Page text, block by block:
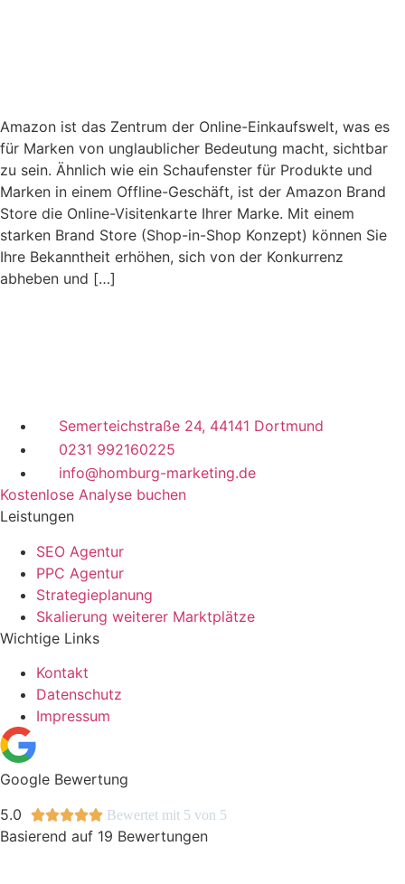
Amazon ist das Zentrum der Online-Einkaufswelt, was es
für Marken von unglaublicher Bedeutung macht, sichtbar
zu sein. Ähnlich wie ein Schaufenster für Produkte und
Marken in einem Offline-Geschäft, ist der Amazon Brand
Store die Online-Visitenkarte Ihrer Marke. Mit einem
starken Brand Store (Shop-in-Shop Konzept) können Sie
Ihre Bekanntheit erhöhen, sich von der Konkurrenz
abheben und […]
Semerteichstraße 24, 44141 Dortmund
0231 992160225
info@homburg-marketing.de
Kostenlose Analyse buchen
Leistungen
SEO Agentur
PPC Agentur
Strategieplanung
Skalierung weiterer Marktplätze
Wichtige Links
Kontakt
Datenschutz
Impressum
Google Bewertung
5.0
 Bewertet mit 5 von 5
Basierend auf 19 Bewertungen